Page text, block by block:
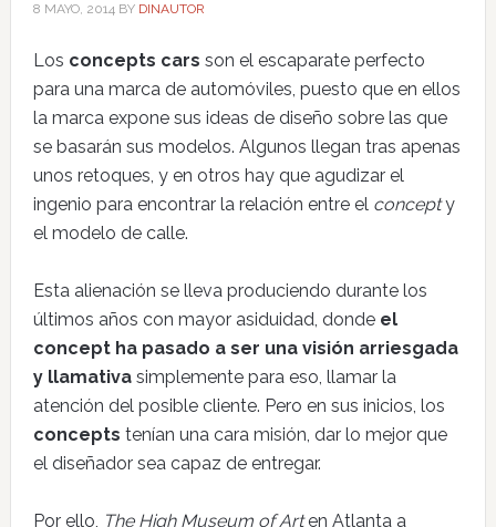
8 MAYO, 2014BY DINAUTOR
Los concepts cars son el escaparate perfecto
para una marca de automóviles, puesto que en ellos
la marca expone sus ideas de diseño sobre las que
se basarán sus modelos. Algunos llegan tras apenas
unos retoques, y en otros hay que agudizar el
ingenio para encontrar la relación entre el concepty
el modelo de calle.
Esta alienación se lleva produciendo durante los
últimos años con mayor asiduidad, donde el
concept ha pasado a ser una visión arriesgada
y llamativasimplemente para eso, llamar la
atención del posible cliente. Pero en sus inicios, los
concepts tenían una cara misión, dar lo mejor que
el diseñador sea capaz de entregar.
Por ello, The High Museum of Arten Atlanta a